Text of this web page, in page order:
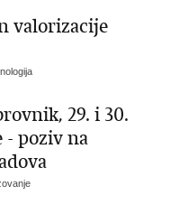
valorizacije
29. i 30.
- poziv na